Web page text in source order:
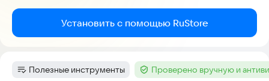
Установить с помощью RuStore
Категория:
Полезные инструменты Тег :Проверено вручную и